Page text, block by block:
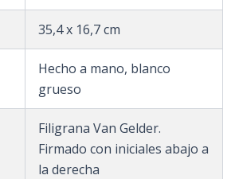
35,4 x 16,7 cm
Hecho a mano, blanco
grueso
Filigrana Van Gelder.
Firmado con iniciales abajo a
la derecha